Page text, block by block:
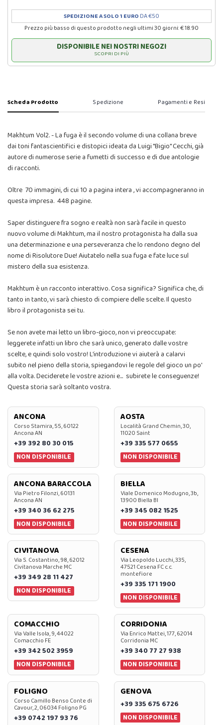
SPEDIZIONE A SOLO 1 EURO DA €50
Prezzo più basso di questo prodotto negli ultimi 30 giorni: € 18.90
DISPONIBILE NEI NOSTRI NEGOZI
SCOPRI DI PIÙ
Scheda Prodotto Spedizione Pagamenti e Resi
Makhtum Vol2. - La fuga è il secondo volume di una collana breve
dai toni fantascientifici e distopici ideata da Luigi "Bigio" Cecchi, già
autore di numerose serie a fumetti di successo e di due antologie
di racconti.
Oltre 70 immagini, di cui 10 a pagina intera , vi accompagneranno in
questa impresa. 448 pagine.
Saper distinguere fra sogno e realtà non sarà facile in questo
nuovo volume di Makhtum, ma il nostro protagonista ha dalla sua
una determinazione e una perseveranza che lo rendono degno del
nome di Risolutore Due! Aiutatelo nella sua fuga e fate luce sul
mistero della sua esistenza.
Makhtum è un racconto interattivo. Cosa significa? Significa che, di
tanto in tanto, vi sarà chiesto di compiere delle scelte. Il questo
libro il protagonista sei tu.
Se non avete mai letto un libro-gioco, non vi preoccupate:
leggerete infatti un libro che sarà unico, generato dalle vostre
scelte, e quindi solo vostro! L’introduzione vi aiuterà a calarvi
subito nel pieno della storia, spiegandovi le regole del gioco un po'
alla volta. Deciderete le vostre azioni e... subirete le conseguenze!
Questa storia sarà soltanto vostra.
ANCONA
Corso Stamira, 55, 60122
Ancona AN
+39 392 80 30 015
NON DISPONIBILE
AOSTA
Località Grand Chemin, 30,
11020 Saint
+39 335 577 0655
NON DISPONIBILE
ANCONA BARACCOLA
Via Pietro Filonzi, 60131
Ancona AN
+39 340 36 62 275
NON DISPONIBILE
BIELLA
Viale Domenico Modugno, 3b,
13900 Biella BI
+39 345 082 1525
NON DISPONIBILE
CIVITANOVA
Via S. Costantino, 98, 62012
Civitanova Marche MC
+39 349 28 11 427
NON DISPONIBILE
CESENA
Via Leopoldo Lucchi, 335,
47521 Cesena FC c.c.
montefiore
+39 335 171 1900
NON DISPONIBILE
COMACCHIO
Via Valle Isola, 9, 44022
Comacchio FE
+39 342 502 3959
NON DISPONIBILE
CORRIDONIA
Via Enrico Mattei, 177, 62014
Corridonia MC
+39 340 77 27 938
NON DISPONIBILE
FOLIGNO
Corso Camillo Benso Conte di
Cavour, 2, 06034 Foligno PG
+39 0742 197 93 76
GENOVA
+39 335 675 6726
NON DISPONIBILE